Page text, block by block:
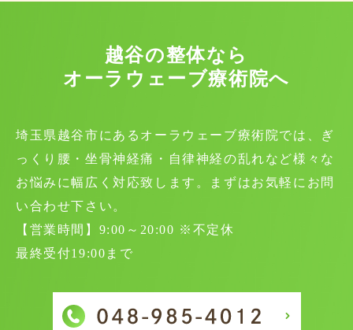
越谷の整体なら
オーラウェーブ療術院へ
埼玉県越谷市にあるオーラウェーブ療術院では、ぎ
っくり腰・坐骨神経痛・自律神経の乱れなど様々な
お悩みに幅広く対応致します。まずはお気軽にお問
い合わせ下さい。
【営業時間】9:00～20:00 ※不定休
最終受付19:00まで